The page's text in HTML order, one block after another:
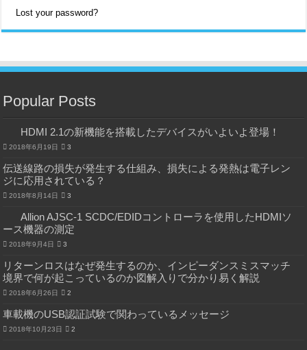
Lost your password?
Popular Posts
HDMI 2.1の新機能を搭載したデバイスがいよいよ登場！
2018年6月19日 3
伝送線路の損失が発生する仕組み、損失による発熱は電子レン
ジに応用されている？
2018年8月14日 3
Allion AJSC-1 SCDC/EDIDコントローラを使用したHDMIソ
ース機器の測定
2018年9月4日 3
リターンロスはなぜ発生するのか、インピーダンスミスマッチ
境界で何が起こっているのか図解入りで分かり易く解説
2018年6月26日 2
車載機のUSB認証試験で関わっているメッセージ
2018年10月23日 2